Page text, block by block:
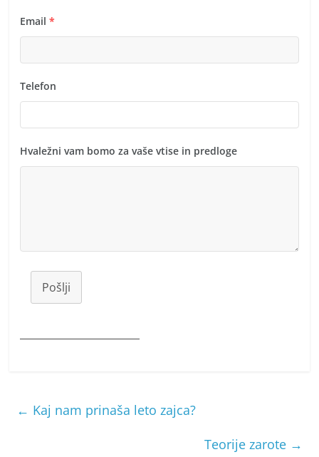
Email *
Telefon
Hvaležni vam bomo za vaše vtise in predloge
Pošlji
← Kaj nam prinaša leto zajca?
Teorije zarote →